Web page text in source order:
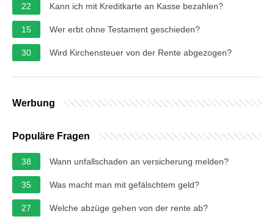
22 Kann ich mit Kreditkarte an Kasse bezahlen?
15 Wer erbt ohne Testament geschieden?
30 Wird Kirchensteuer von der Rente abgezogen?
Werbung
Populäre Fragen
38 Wann unfallschaden an versicherung melden?
35 Was macht man mit gefälschtem geld?
27 Welche abzüge gehen von der rente ab?